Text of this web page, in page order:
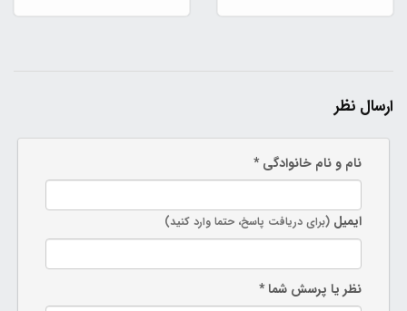
ارسال نظر
نام و نام خانوادگی *
ایمیل (برای دریافت پاسخ، حتما وارد کنید)
نظر یا پرسش شما *